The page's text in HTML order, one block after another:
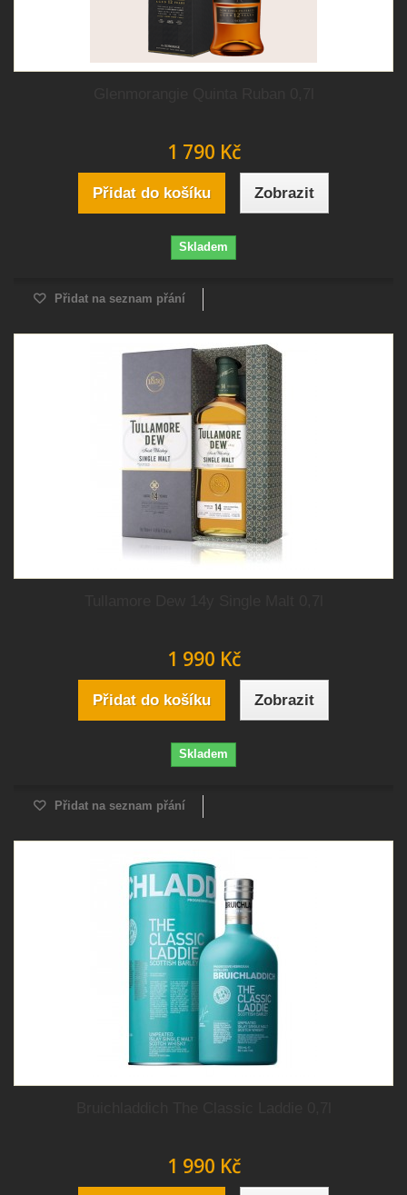
1 790 Kč
Přidat do košíku Zobrazit
Skladem
Přidat na seznam přání
1 990 Kč
Přidat do košíku Zobrazit
Skladem
Přidat na seznam přání
1 990 Kč